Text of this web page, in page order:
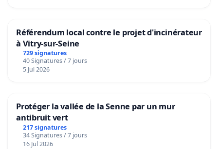
Référendum local contre le projet d'incinérateur
à Vitry-sur-Seine
729 signatures
40 Signatures / 7 jours
5 Jul 2026
Protéger la vallée de la Senne par un mur
antibruit vert
217 signatures
34 Signatures / 7 jours
16 Jul 2026